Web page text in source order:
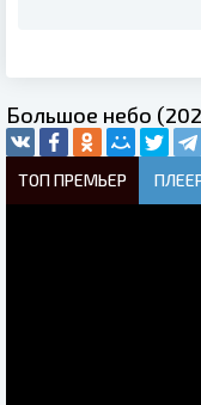
Большое небо
ТОП ПРЕМЬЕР